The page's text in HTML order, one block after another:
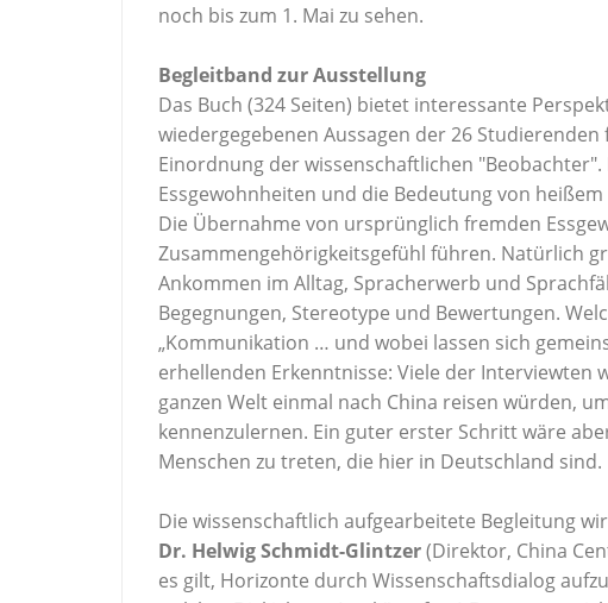
noch bis zum 1. Mai zu sehen.
Begleitband zur Ausstellung
Das Buch (324 Seiten) bietet interessante
wiedergegebenen Aussagen der 26
Einordnung der wissenschaftlichen
Essgewohnheiten und die Bedeutung von
Die Übernahme von ursprünglich fremden
Zusammengehörigkeitsgefühl führen. Natürlich
Ankommen im Alltag, Spracherwerb und
Begegnungen, Stereotype und Bewertungen.
„Kommunikation … und wobei lassen sich
erhellenden Erkenntnisse: Viele der Interviewten
ganzen Welt einmal nach China reisen würden,
kennenzulernen. Ein guter erster Schritt wäre
Menschen zu treten, die hier in Deutschland sind.
Die wissenschaftlich aufgearbeitete Begleitung
Dr. Helwig Schmidt-Glintzer(Direktor, China
es gilt, Horizonte durch Wissenschaftsdialog